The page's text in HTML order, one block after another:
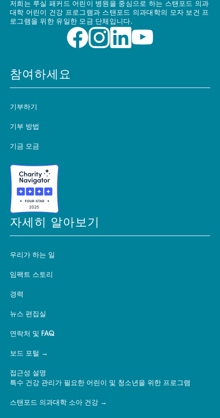
저희는 루실 패커드 어린이 병원을 중심으로 하는 스탠포드 의과
대학 어린이 건강 프로그램과 스탠포드 의과대학의 모자 보건 프
로그램을 위한 유일한 모금 단체입니다.
참여하세요
기부하기
기부 방법
기금 모금
자세히 알아보기
우리가 하는 일
임팩트 스토리
경력
뉴스 편집실
연락처 및 FAQ
보드 포털
접근성 설명
특수 건강 관리가 필요한 어린이 및 청소년을 위한 프로그램
스탠포드 의과대학 소아 건강